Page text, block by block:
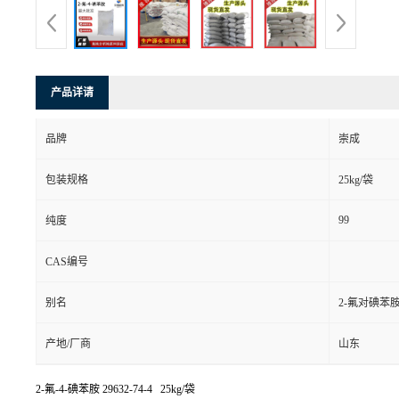
产品详请
品牌 崇成
包装规格 25kg/袋
纯度 99
CAS编号
别名 2-氟对碘苯
产地/厂商 山东
2-氟-4-碘苯胺 29632-74-4 25kg/袋